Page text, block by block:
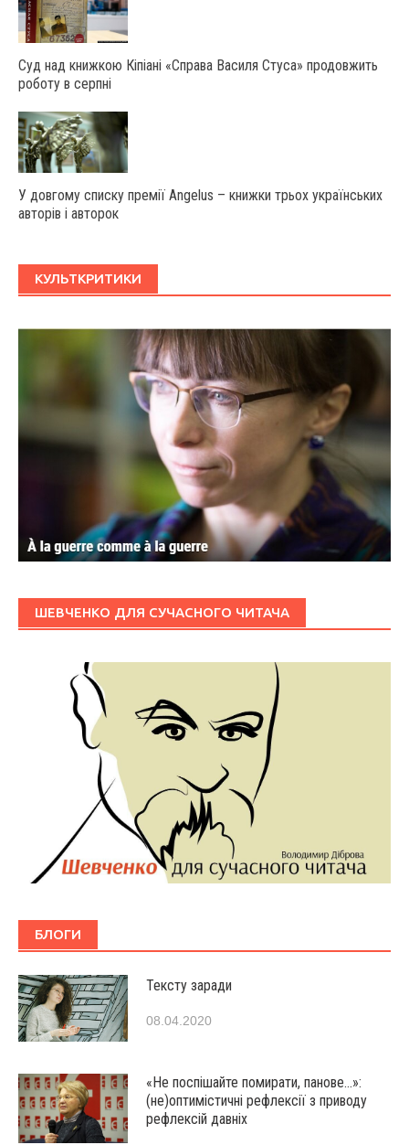
Суд над книжкою Кіпіані «Справа Василя Стуса» продовжить
роботу в серпні
У довгому списку премії Angelus – книжки трьох українських
авторів і авторок
КУЛЬТКРИТИКИ
ШЕВЧЕНКО ДЛЯ СУЧАСНОГО ЧИТАЧА
БЛОГИ
Тексту заради
08.04.2020
«Не поспішайте помирати, панове…»:
(не)оптимістичні рефлексії з приводу
рефлексій давніх